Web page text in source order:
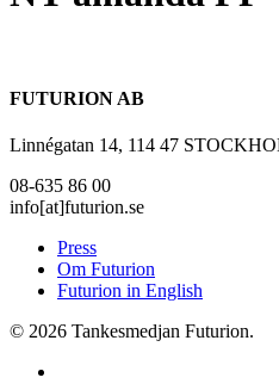
FUTURION AB
Linnégatan 14, 114 47
08-635 86 00
info[at]futurion.se
Press
Om Futurion
Futurion in English
© 2026 Tankesmedjan Futurion.